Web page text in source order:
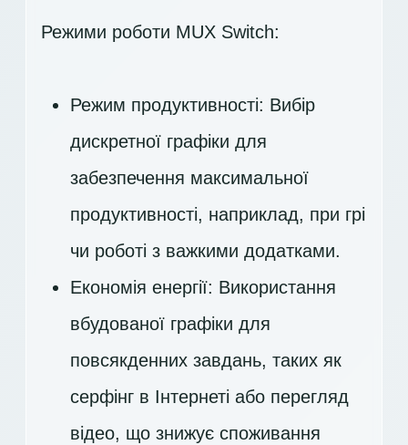
Режими роботи MUX Switch:
Режим продуктивності: Вибір
дискретної графіки для
забезпечення максимальної
продуктивності, наприклад, при грі
чи роботі з важкими додатками.
Економія енергії: Використання
вбудованої графіки для
повсякденних завдань, таких як
серфінг в Інтернеті або перегляд
відео, що знижує споживання